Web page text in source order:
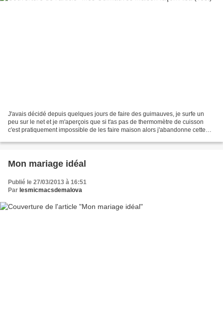
J'avais décidé depuis quelques jours de faire des guimauves, je surfe un
peu sur le net et je m'aperçois que si t'as pas de thermomètre de cuisson
c'est pratiquement impossible de les faire maison alors j'abandonne cette
Mon mariage idéal
Publié le 27/03/2013 à 16:51
Par lesmicmacsdemalova